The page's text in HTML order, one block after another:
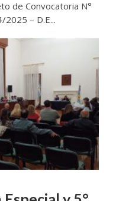
de Convocatoria N°
– D.E...